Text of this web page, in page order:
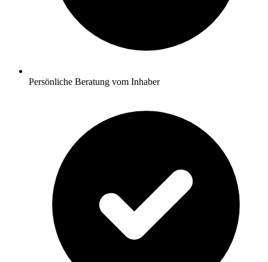
Persönliche Beratung vom Inhaber